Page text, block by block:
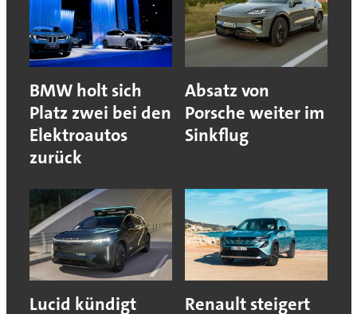
BMW holt sich
Platz zwei bei den
Elektroautos
zurück
Absatz von
Porsche weiter im
Sinkflug
Lucid kündigt
Renault steigert